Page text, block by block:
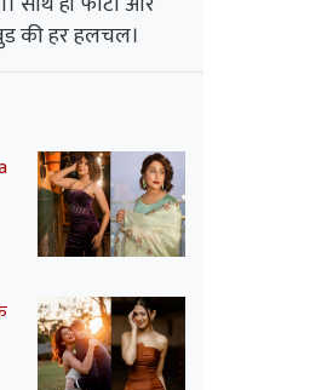
की हर हलचल।